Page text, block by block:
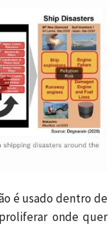
é usado dentro de
onde quer